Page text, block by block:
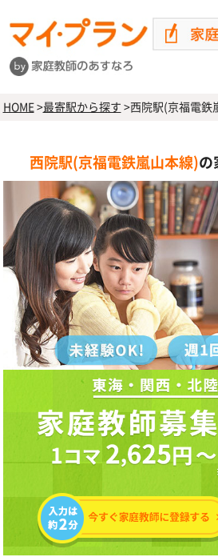
HOME>最寄駅から探す >西院駅(京福電鉄
西院駅(京福電鉄嵐山本線)の